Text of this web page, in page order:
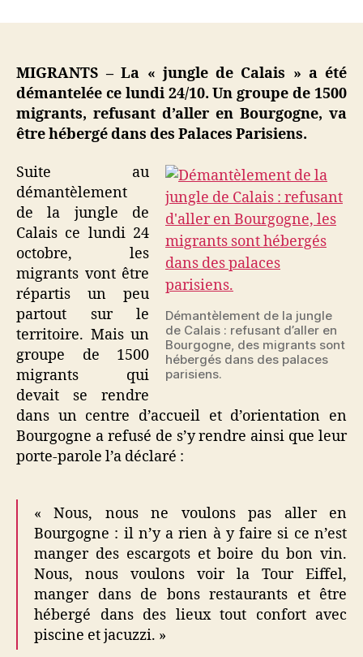
en
Bourgogne,
seront
hébergés
des
Palaces
MIGRANTS – La « jungle de Calais » a été
démantelée ce lundi 24/10. Un groupe de 1500
migrants, refusant d’aller en Bourgogne, va
être hébergé dans des Palaces Parisiens.
Démantèlement de la jungle
de Calais : refusant d’aller en
Bourgogne, des migrants sont
hébergés dans des palaces
parisiens.
Suite au
démantèlement
de la jungle de
Calais ce lundi 24
octobre, les
migrants vont être
répartis un peu
partout sur le
territoire. Mais un
groupe de 1500
migrants qui
devait se rendre
dans un centre d’accueil et d’orientation en
Bourgogne a refusé de s’y rendre ainsi que leur
porte-parole l’a déclaré :
« Nous, nous ne voulons pas aller en
Bourgogne : il n’y a rien à y faire si ce n’est
manger des escargots et boire du bon vin.
Nous, nous voulons voir la Tour Eiffel,
manger dans de bons restaurants et être
hébergé dans des lieux tout confort avec
piscine et jacuzzi. »